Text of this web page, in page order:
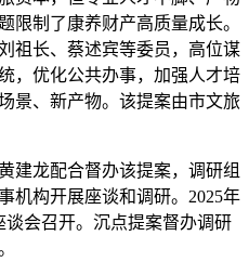
限制了康养财产高质量成长。
祖长、蔡述宾等委员，高位谋
，优化公共办事，加强人才培
景、新产物。该提案由市文旅
龙配合督办该提案，调研组
机构开展座谈和调研。2025年
谈会召开。沉点提案督办调研